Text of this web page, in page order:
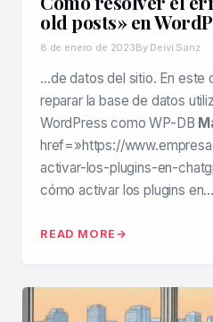
old posts» en
8 de enero de 2023By Deivi Sanz
…de datos del sitio. En este
reparar la base de datos
WordPress como WP-DB
href=»https://
activar-los-plugins-en-
cómo activar los plugins en…
READ MORE